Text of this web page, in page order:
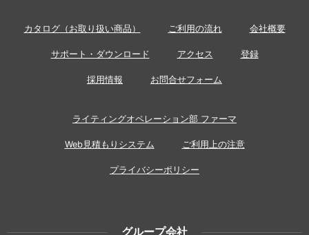
カタログ（お取り扱い商品） ご利用の流れ 会社概要
サポート・ダウンロード アクセス 登録
採用情報 お問合せフォーム
ライティングオペレーション部 ファーマ
Web見積もりシステム ご利用上の注意
プライバシーポリシー
グループ会社